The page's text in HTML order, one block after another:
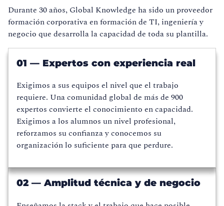
Durante 30 años, Global Knowledge ha sido un proveedor
formación corporativa en formación de TI, ingeniería y
negocio que desarrolla la capacidad de toda su plantilla.
01 — Expertos con experiencia real
Exigimos a sus equipos el nivel que el trabajo
requiere. Una comunidad global de más de 900
expertos convierte el conocimiento en capacidad.
Exigimos a los alumnos un nivel profesional,
reforzamos su confianza y conocemos su
organización lo suficiente para que perdure.
02 — Amplitud técnica y de negocio